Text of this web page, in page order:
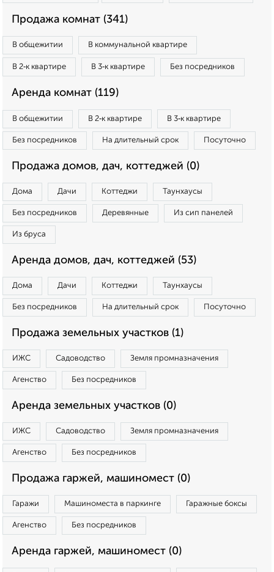
Продажа комнат (341)
В общежитии В коммунальной квартире
В 2‑к квартире В 3‑к квартире Без посредников
Аренда комнат (119)
В общежитии В 2‑к квартире В 3‑к квартире
Без посредников На длительный срок Посуточно
Продажа домов, дач, коттеджей (0)
Дома Дачи Коттеджи Таунхаусы
Без посредников Деревянные Из сип панелей
Из бруса
Аренда домов, дач, коттеджей (53)
Дома Дачи Коттеджи Таунхаусы
Без посредников На длительный срок Посуточно
Продажа земельных участков (1)
ИЖС Садоводство Земля промназначения
Агенство Без посредников
Аренда земельных участков (0)
ИЖС Садоводство Земля промназначения
Агенство Без посредников
Продажа гаржей, машиномест (0)
Гаражи Машиноместа в паркинге Гаражные боксы
Агенство Без посредников
Аренда гаржей, машиномест (0)